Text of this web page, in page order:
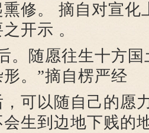
修。 摘自对宣化
开示 。
随愿往生十方国
。”摘自楞严经
以随自己的愿
会生到边地下贱的